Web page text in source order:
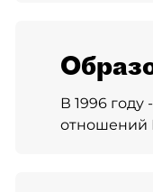
В 1996
отношений